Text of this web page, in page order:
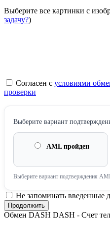
Выберите все картинки с
задачу?)
Согласен с условиями
проверки
Выберите вариант
AML пройден
Выберите вариант подтверждения
Не запоминать введенные
Обмен DASH DASH - Счет